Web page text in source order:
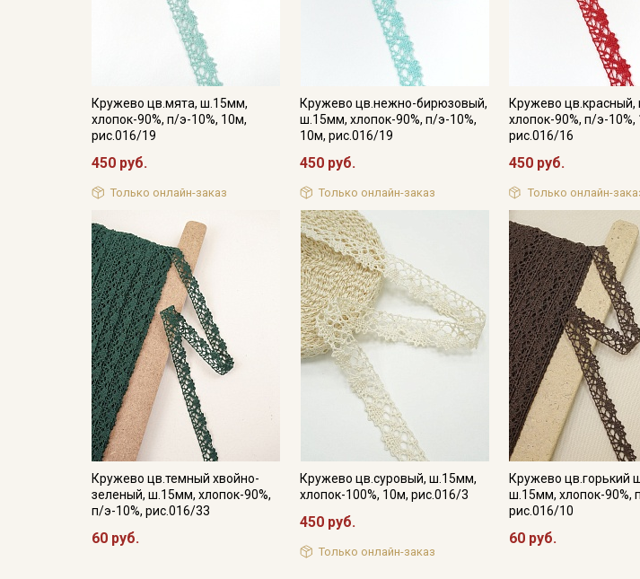
Кружево цв.мята, ш.15мм,
хлопок-90%, п/э-10%, 10м,
рис.016/19
450 руб.
Только онлайн-заказ
Кружево цв.нежно-бирюзовый,
ш.15мм, хлопок-90%, п/э-10%,
10м, рис.016/19
450 руб.
Только онлайн-заказ
Кружево
хлопок-90%, п/э-10%,
рис.016/16
450 руб.
Только онлайн-
Кружево цв.темный хвойно-
зеленый, ш.15мм, хлопок-90%,
п/э-10%, рис.016/33
60 руб.
Кружево цв.суровый, ш.15мм,
хлопок-100%, 10м, рис.016/3
450 руб.
Только онлайн-заказ
Кружево цв.горький
ш.15мм, хлопок-90%,
рис.016/10
60 руб.
Секретная
Мы публикуем здесь
промокоды и скидки до
категории
Электронная почта